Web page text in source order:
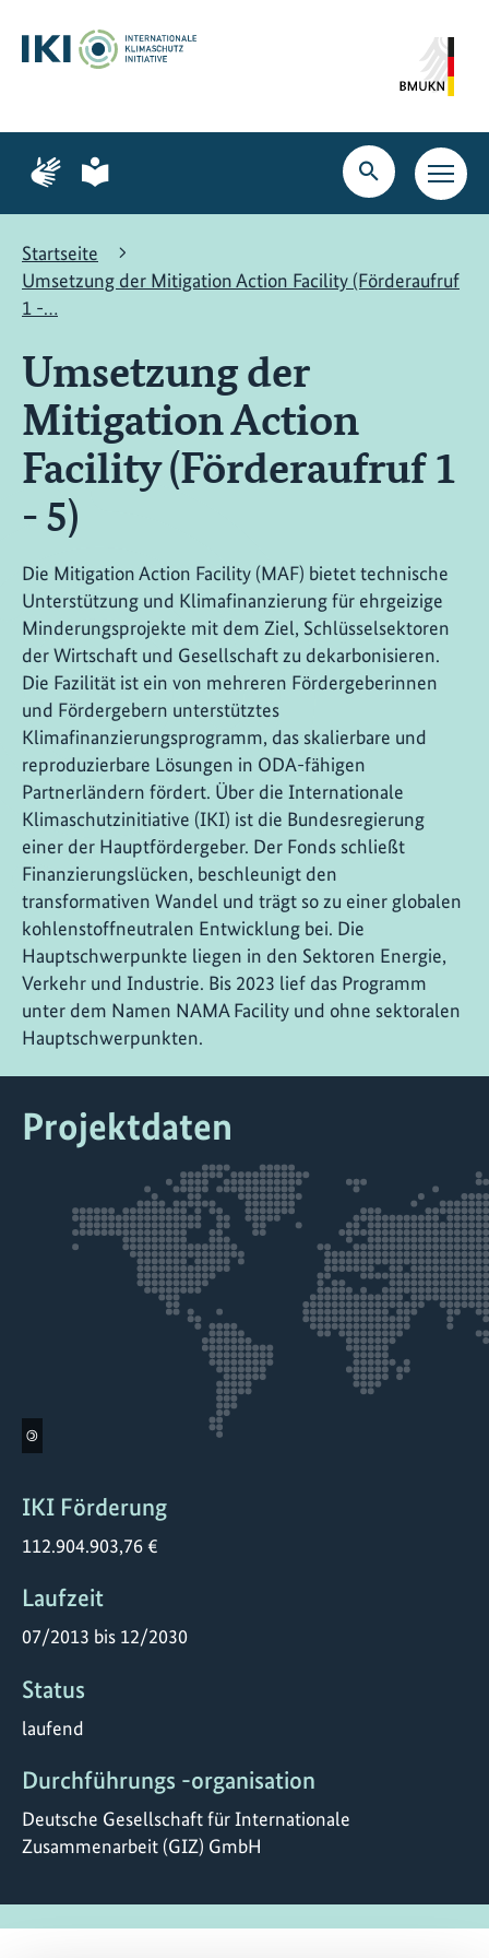
Hauptinhalt
springen
Suche
springen
Hauptnavigation
springen
Zur
Seite
Gebärdensprache
Zur
Seite
leichte
Suche
öffnen
Startseite
Umsetzung der Mitigation Action Facility (Förderaufruf
1 -…
Umsetzung der
Mitigation Action
Facility (Förderaufruf 1
- 5)
Die Mitigation Action Facility (MAF) bietet technische
Unterstützung und Klimafinanzierung für ehrgeizige
Minderungsprojekte mit dem Ziel, Schlüsselsektoren
der Wirtschaft und Gesellschaft zu dekarbonisieren.
Die Fazilität ist ein von mehreren Fördergeberinnen
und Fördergebern unterstütztes
Klimafinanzierungsprogramm, das skalierbare und
reproduzierbare Lösungen in ODA-fähigen
Partnerländern fördert. Über die Internationale
Klimaschutzinitiative (IKI) ist die Bundesregierung
einer der Hauptfördergeber. Der Fonds schließt
Finanzierungslücken, beschleunigt den
transformativen Wandel und trägt so zu einer globalen
kohlenstoffneutralen Entwicklung bei. Die
Hauptschwerpunkte liegen in den Sektoren Energie,
Verkehr und Industrie. Bis 2023 lief das Programm
unter dem Namen NAMA Facility und ohne sektoralen
Hauptschwerpunkten.
Projektdaten
©
IKI Förderung
112.904.903,76 €
Laufzeit
07/2013 bis 12/2030
Status
laufend
Durchführungs -organisation
Deutsche Gesellschaft für Internationale
Zusammenarbeit (GIZ) GmbH